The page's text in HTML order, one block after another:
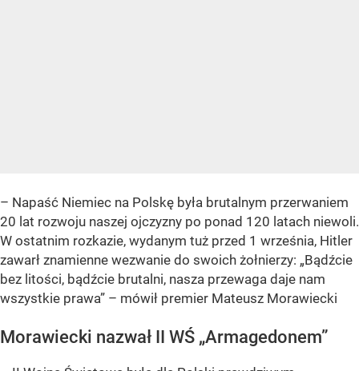
– Napaść Niemiec na Polskę była brutalnym przerwaniem
20 lat rozwoju naszej ojczyzny po ponad 120 latach niewoli.
W ostatnim rozkazie, wydanym tuż przed 1 września, Hitler
zawarł znamienne wezwanie do swoich żołnierzy: „Bądźcie
bez litości, bądźcie brutalni, nasza przewaga daje nam
wszystkie prawa” – mówił premier Mateusz Morawiecki
Morawiecki nazwał II WŚ „Armagedonem”